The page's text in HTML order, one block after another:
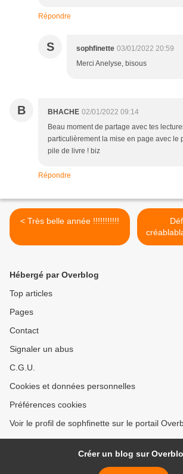
Répondre
S sophfinette 03/01/2022 20:59
Merci Anelyse, bisous
B BHACHE 02/01/2022 09:14
Beau moment de partage avec tes
particulièrement la mise en page avec le
pile de livre ! biz
Répondre
< Très belle année !!!!!!!!!!!
Hébergé par Overblog
Top articles
Pages
Contact
Signaler un abus
C.G.U.
Cookies et données personnelles
Préférences cookies
Voir le profil de sophfinette sur le portail
Créer un blog sur